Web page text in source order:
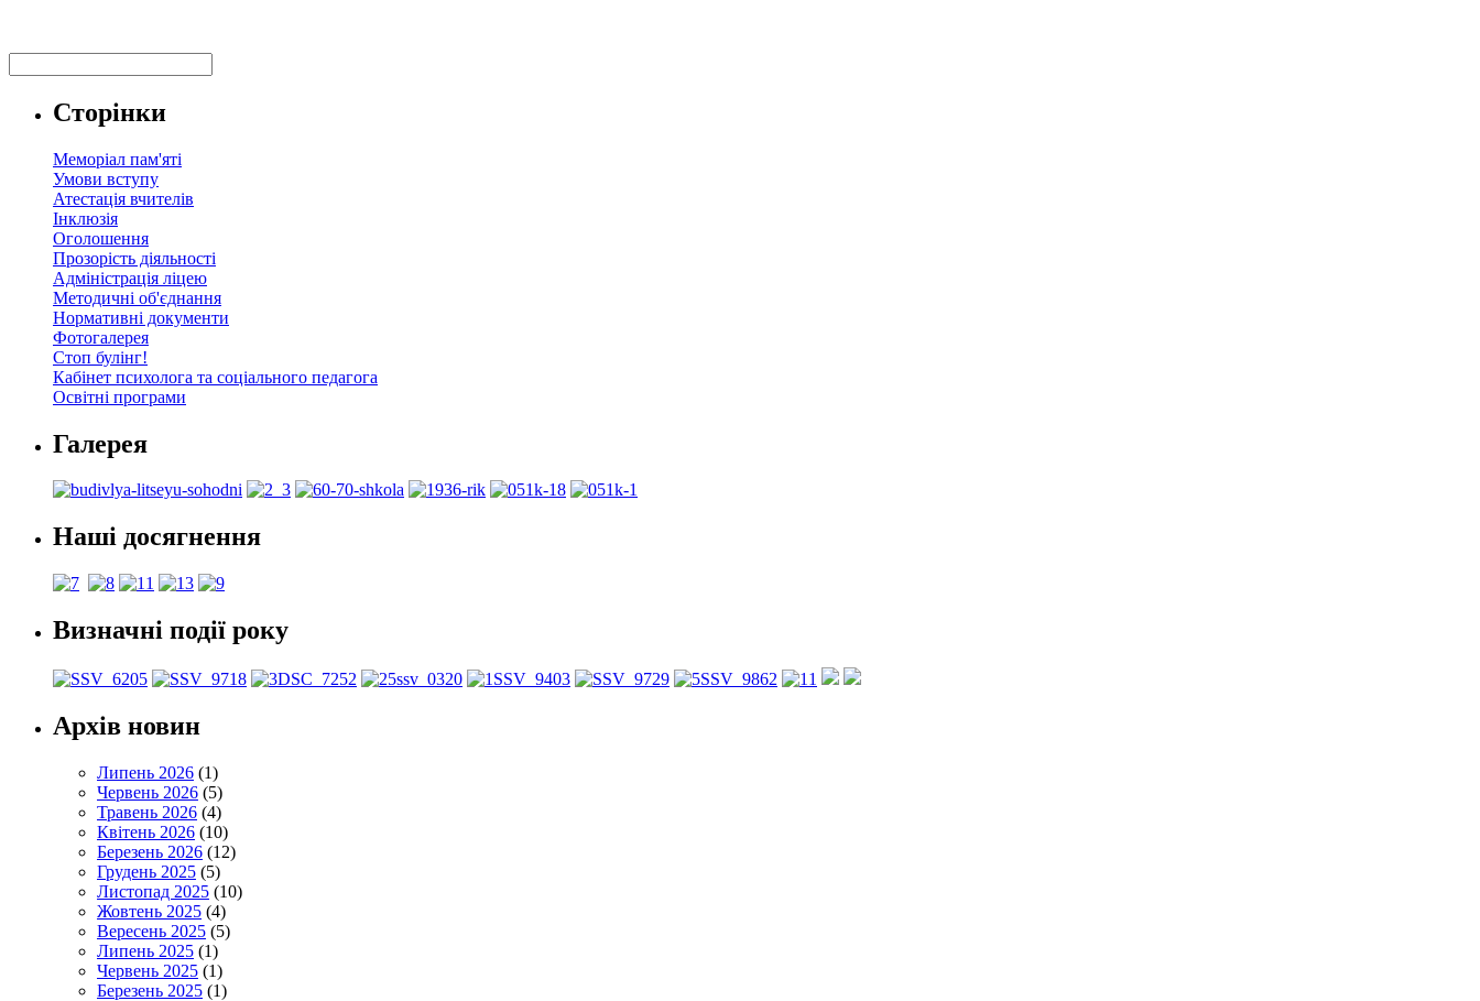
Сторінки
Меморіал пам'яті
Умови вступу
Атестація вчителів
Інклюзія
Оголошення
Прозорість діяльності
Адміністрація ліцею
Методичні об'єднання
Нормативні документи
Фотогалерея
Стоп булінг!
Кабінет психолога та соціального педагога
Освітні програми
Галерея
Наші досягнення
Визначні події року
Архів новин
Липень 2026 (1)
Червень 2026 (5)
Травень 2026 (4)
Квітень 2026 (10)
Березень 2026 (12)
Грудень 2025 (5)
Листопад 2025 (10)
Жовтень 2025 (4)
Вересень 2025 (5)
Липень 2025 (1)
Червень 2025 (1)
Березень 2025 (1)